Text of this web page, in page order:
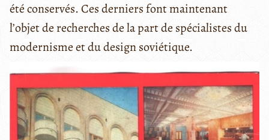
été conservés. Ces derniers font maintenant
l’objet de recherches de la part de spécialistes du
modernisme et du design soviétique.